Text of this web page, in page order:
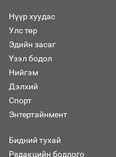
Нүүр хуудас
Улс төр
Эдийн засаг
Үзэл бодол
Нийгэм
Дэлхий
Спорт
Энтертайнмент
Бидний тухай
Редакцийн бодлого